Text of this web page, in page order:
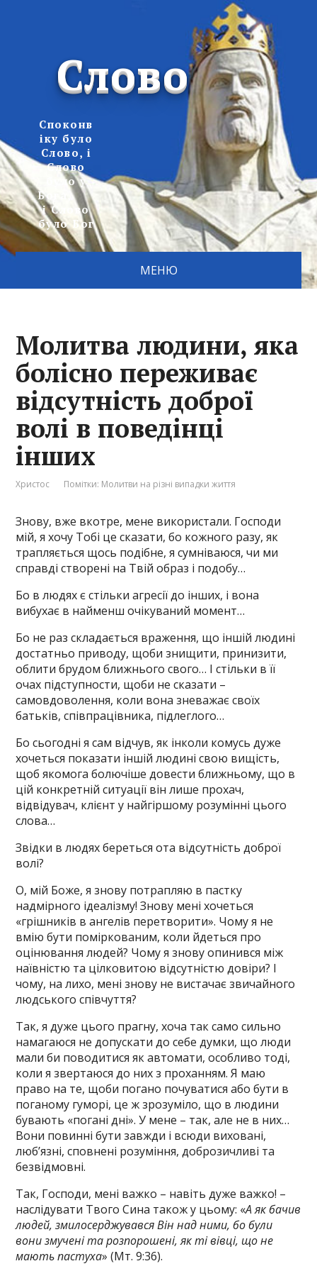
Слово
Споконв
іку було
Слово, і
Слово
було у
Бога,
і Слово
було Бог
МЕНЮ
Молитва людини, яка
болісно переживає
відсутність доброї
волі в поведінці
інших
Христос Помітки: Молитви на різні випадки життя
Знову, вже вкотре, мене використали. Господи
мій, я хочу Тобі це сказати, бо кожного разу, як
трапляється щось подібне, я сумніваюся, чи ми
справді створені на Твій образ і подобу…
Бо в людях є стільки агресії до інших, і вона
вибухає в найменш очікуваний момент…
Бо не раз складається враження, що іншій людині
достатньо приводу, щоби знищити, принизити,
облити брудом ближнього свого… І стільки в її
очах підступности, щоби не сказати –
самовдоволення, коли вона зневажає своїх
батьків, співпрацівника, підлеглого…
Бо сьогодні я сам відчув, як інколи комусь дуже
хочеться показати іншій людині свою вищість,
щоб якомога болючіше довести ближньому, що в
цій конкретній ситуації він лише прохач,
відвідувач, клієнт у найгіршому розумінні цього
слова…
Звідки в людях береться ота відсутність доброї
волі?
О, мій Боже, я знову потрапляю в пастку
надмірного ідеалізму! Знову мені хочеться
«грішників в ангелів перетворити». Чому я не
вмію бути поміркованим, коли йдеться про
оцінювання людей? Чому я знову опинився між
наївністю та цілковитою відсутністю довіри? І
чому, на лихо, мені знову не вистачає звичайного
людського співчуття?
Так, я дуже цього прагну, хоча так само сильно
намагаюся не допускати до себе думки, що люди
мали би поводитися як автомати, особливо тоді,
коли я звертаюся до них з проханням. Я маю
право на те, щоби погано почуватися або бути в
поганому гуморі, це ж зрозуміло, що в людини
бувають «погані дні». У мене – так, але не в них…
Вони повинні бути завжди і всюди виховані,
люб’язні, сповнені розуміння, доброзичливі та
безвідмовні.
Так, Господи, мені важко – навіть дуже важко! –
наслідувати Твого Сина також у цьому: «А як бачив
людей, змилосерджувався Він над ними, бо були
вони змучені та розпорошені, як ті вівці, що не
мають пастуха» (Мт. 9:36).